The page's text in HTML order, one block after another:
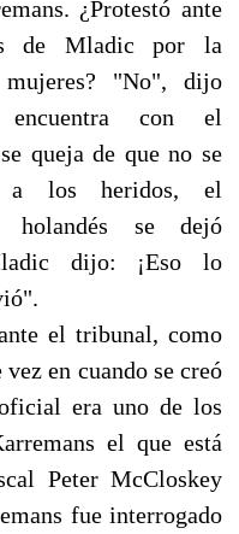
¿Protestó ante
de Mladic por la
"No", dijo
encuentra con el
queja de que no se
a los heridos, el
holandés se dejó
dijo: ¡Eso lo
el tribunal, como
en cuando se creó
era uno de los
el que está
Peter McCloskey
fue interrogado